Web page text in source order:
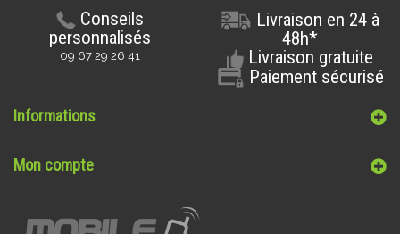
Conseils
personnalisés
09 67 29 26 41
Livraison en 24 à
48h*
Livraison gratuite
Paiement sécurisé
Informations
Mon compte